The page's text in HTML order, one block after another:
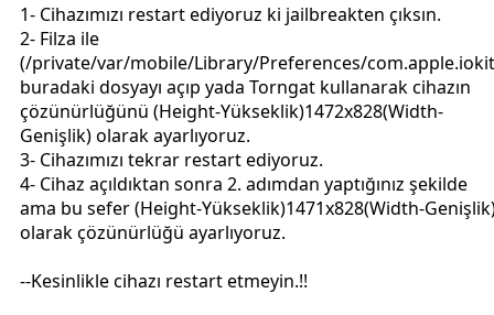
1- Cihazımızı restart ediyoruz ki jailbreakten çıksın.
2- Filza ile
(/private/var/mobile/Library/Preferences/
buradaki dosyayı açıp yada Torngat kullanarak cihazın
çözünürlüğünü (Height-Yükseklik)1472x828(Width-
Genişlik) olarak ayarlıyoruz.
3- Cihazımızı tekrar restart ediyoruz.
4- Cihaz açıldıktan sonra 2. adımdan yaptığınız şekilde
ama bu sefer (Height-Yükseklik)1471x828(Width-
olarak çözünürlüğü ayarlıyoruz.
--Kesinlikle cihazı restart etmeyin.!!